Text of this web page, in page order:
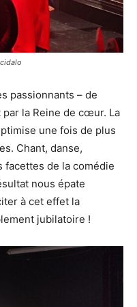
passionnants – de
par la Reine de cœur. La
une fois de plus
Chant, danse,
facettes de la comédie
nous épate
à cet effet la
jubilatoire !